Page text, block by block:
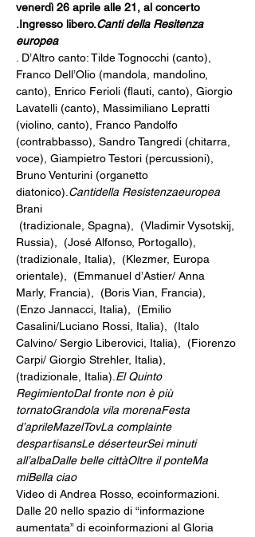
venerdì 26 aprile alle 21, al concerto
.Ingresso libero.Canti della Resitenza
europea
. D’Altro canto: Tilde Tognocchi (canto),
Franco Dell’Olio (mandola, mandolino,
canto), Enrico Ferioli (flauti, canto), Giorgio
Lavatelli (canto), Massimiliano Lepratti
(violino, canto), Franco Pandolfo
(contrabbasso), Sandro Tangredi (chitarra,
voce), Giampietro Testori (percussioni),
Bruno Venturini (organetto
diatonico). Cantidella Resistenzaeuropea
Brani
(tradizionale, Spagna),
(Vladimir Vysotskij,
Russia),
(José Alfonso, Portogallo),
(tradizionale, Italia),
(Klezmer, Europa
orientale),
(Emmanuel d’Astier/ Anna
Marly, Francia),
(Boris Vian, Francia),
(Enzo Jannacci, Italia),
(Emilio
Casalini/Luciano Rossi, Italia),
(Italo
Calvino/ Sergio Liberovici, Italia),
(Fiorenzo
Carpi/ Giorgio Strehler, Italia),
(tradizionale, Italia). El Quinto
RegimientoDal fronte non è più
tornatoGrandola vila morenaFesta
d’aprileMazelTovLa complainte
despartisansLe déserteurSei minuti
all’albaDalle belle cittàOltre il ponteMa
miBella ciao
Video di Andrea Rosso, ecoinformazioni.
Dalle 20 nello spazio di “informazione
aumentata” di ecoinformazioni al Gloria